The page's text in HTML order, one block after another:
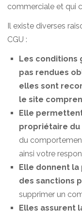
commerciale et qui
Il existe diverses
CGU :
Les conditions
pas rendues
elles sont
le site
Elle
propriétaire du
du
ainsi votre
Elle donnent
des sanctions
supprimer un
Elles assurent